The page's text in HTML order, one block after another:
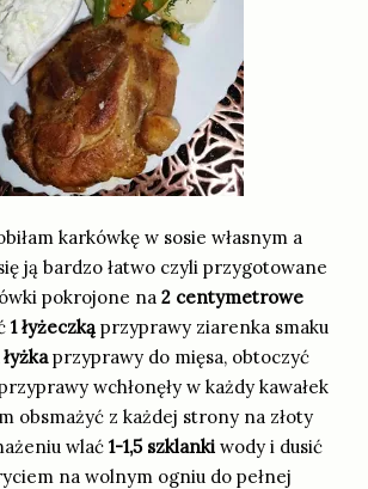
karkówkę w sosie własnym a
ją bardzo łatwo czyli przygotowane
pokrojone na 2 centymetrowe
1 łyżeczką przyprawy ziarenka smaku
łyżkaprzyprawy do mięsa, obtoczyć
wchłonęły w każdy kawałek
obsmażyć z każdej strony na złoty
wlać 1-1,5 szklanki wody i dusić
na wolnym ogniu do pełnej